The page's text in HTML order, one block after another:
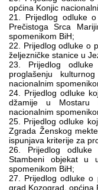
općina Konjic
21. Prijedlog odluke
Prečistoga Srca
spomenikom BiH;
22. Prijedlog odluke o
željezničke stanice u
23. Prijedlog
proglašenju
nacionalnim
24. Prijedlog odluke
džamije u Mostaru
nacionalnim
25. Prijedlog odluke
Zgrada Ženskog
ispunjava kriterije za
26. Prijedlog
Stambeni objekat u
spomenikom BiH;
27. Prijedlog odluke o
grad Kozograd, općina